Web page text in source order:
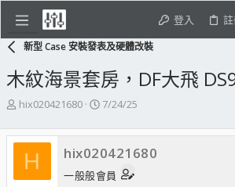
登入
新型 Case 安裝發表及硬體改裝
木紋海景套房，DF大飛
主
發
起
人
hix020421680
開
日
期
7/24/25
H hix020421680
一般般會員